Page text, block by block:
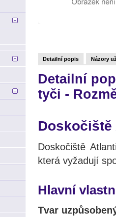
Detailní popis Názory
Detailní
tyči -
Doskočiště
která vyžadují
Hlavní
Tvar